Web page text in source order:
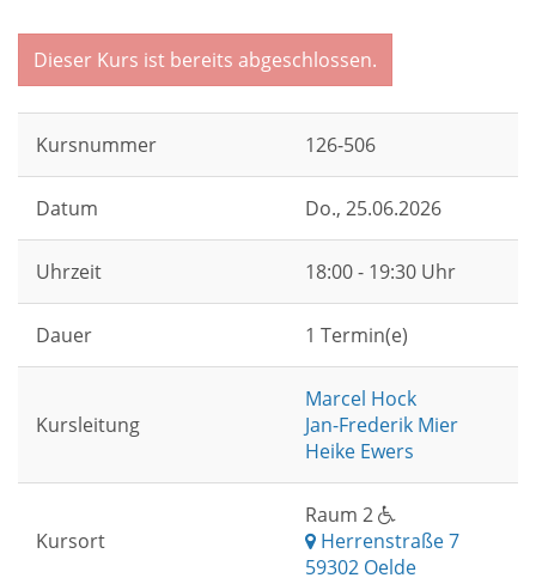
Dieser Kurs ist bereits abgeschlossen.
Kursnummer 126-506
Datum Do., 25.06.2026
Uhrzeit 18:00 - 19:30 Uhr
Dauer 1 Termin(e)
Kursleitung
Marcel Hock
Jan-Frederik Mier
Heike Ewers
Kursort
Raum 2
Herrenstraße 7
59302 Oelde